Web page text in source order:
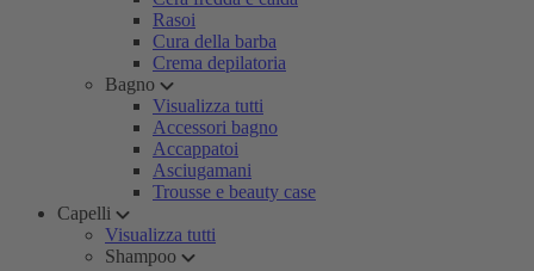
Rasoi
Cura della barba
Crema depilatoria
Bagno
Visualizza tutti
Accessori bagno
Accappatoi
Asciugamani
Trousse e beauty case
Capelli
Visualizza tutti
Shampoo